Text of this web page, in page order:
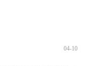
04-10